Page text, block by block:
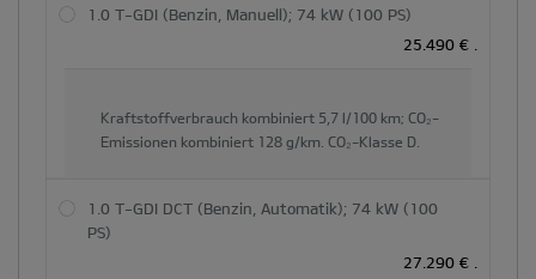
1.0 T-GDI (Benzin, Manuell); 74 kW (100 PS)
25.490 €
Kraftstoffverbrauch kombiniert 5,7 l/100 km; CO₂-
Emissionen kombiniert 128 g/km. CO₂-Klasse D.
1.0 T-GDI DCT (Benzin, Automatik); 74 kW (100
PS)
27.290 €